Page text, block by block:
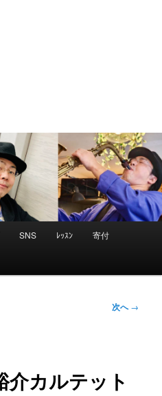
SNS ﾚｯｽﾝ 寄付
次へ→
介カルテット